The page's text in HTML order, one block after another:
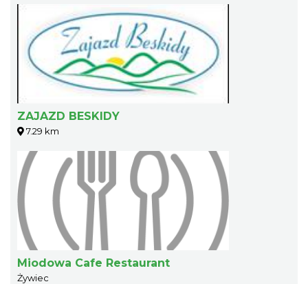
ZAJAZD BESKIDY
7.29 km
Miodowa Cafe Restaurant
Żywiec